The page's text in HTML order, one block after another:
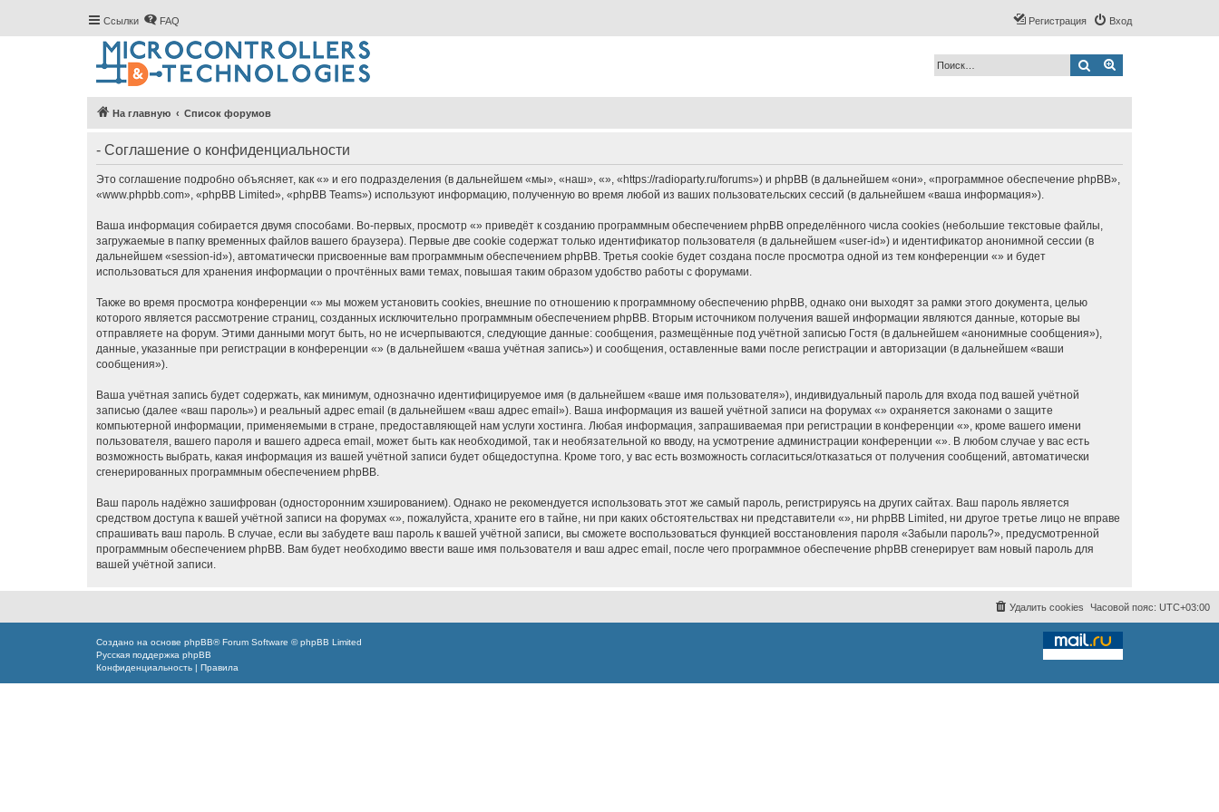
Ссылки FAQ Вход
Регистрация
Поиск
На главную Список форумов
- Соглашение о конфиденциальности
Это соглашение подробно объясняет, как «» и его подразделения (в дальнейшем «мы», «наш», «», «https://radioparty.ru/forums») и phpBB (в дальнейшем «они», «программное обеспечение phpBB»,
«www.phpbb.com», «phpBB Limited», «phpBB Teams») используют информацию, полученную во время любой из ваших пользовательских сессий (в дальнейшем «ваша информация»).
Ваша информация собирается двумя способами. Во-первых, просмотр «» приведёт к созданию программным обеспечением phpBB определённого числа cookies (небольшие текстовые файлы,
загружаемые в папку временных файлов вашего браузера). Первые две cookie содержат только идентификатор пользователя (в дальнейшем «user-id») и идентификатор анонимной сессии (в
дальнейшем «session-id»), автоматически присвоенные вам программным обеспечением phpBB. Третья cookie будет создана после просмотра одной из тем конференции «» и будет
использоваться для хранения информации о прочтённых вами темах, повышая таким образом удобство работы с форумами.
Также во время просмотра конференции «» мы можем установить cookies, внешние по отношению к программному обеспечению phpBB, однако они выходят за рамки этого документа, целью
которого является рассмотрение страниц, созданных исключительно программным обеспечением phpBB. Вторым источником получения вашей информации являются данные, которые вы
отправляете на форум. Этими данными могут быть, но не исчерпываются, следующие данные: сообщения, размещённые под учётной записью Гостя (в дальнейшем «анонимные сообщения»),
данные, указанные при регистрации в конференции «» (в дальнейшем «ваша учётная запись») и сообщения, оставленные вами после регистрации и авторизации (в дальнейшем «ваши
сообщения»).
Ваша учётная запись будет содержать, как минимум, однозначно идентифицируемое имя (в дальнейшем «ваше имя пользователя»), индивидуальный пароль для входа под вашей учётной
записью (далее «ваш пароль») и реальный адрес email (в дальнейшем «ваш адрес email»). Ваша информация из вашей учётной записи на форумах «» охраняется законами о защите
компьютерной информации, применяемыми в стране, предоставляющей нам услуги хостинга. Любая информация, запрашиваемая при регистрации в конференции «», кроме вашего имени
пользователя, вашего пароля и вашего адреса email, может быть как необходимой, так и необязательной ко вводу, на усмотрение администрации конференции «». В любом случае у вас есть
возможность выбрать, какая информация из вашей учётной записи будет общедоступна. Кроме того, у вас есть возможность согласиться/отказаться от получения сообщений, автоматически
сгенерированных программным обеспечением phpBB.
Ваш пароль надёжно зашифрован (односторонним хэшированием). Однако не рекомендуется использовать этот же самый пароль, регистрируясь на других сайтах. Ваш пароль является
средством доступа к вашей учётной записи на форумах «», пожалуйста, храните его в тайне, ни при каких обстоятельствах ни представители «», ни phpBB Limited, ни другое третье лицо не вправе
спрашивать ваш пароль. В случае, если вы забудете ваш пароль к вашей учётной записи, вы сможете воспользоваться функцией восстановления пароля «Забыли пароль?», предусмотренной
программным обеспечением phpBB. Вам будет необходимо ввести ваше имя пользователя и ваш адрес email, после чего программное обеспечение phpBB сгенерирует вам новый пароль для
вашей учётной записи.
Часовой пояс: UTC+03:00
Удалить cookies
Создано на основе phpBB® Forum Software © phpBB Limited
Русская поддержка phpBB
Конфиденциальность | Правила